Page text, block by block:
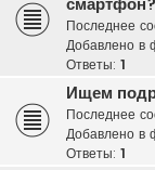
смартфон?
Последнее
Добавлено в
Ответы: 1
Ищем
Последнее
Добавлено в
Ответы: 1